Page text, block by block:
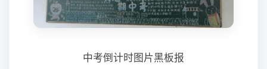
中考倒计时图片黑板报